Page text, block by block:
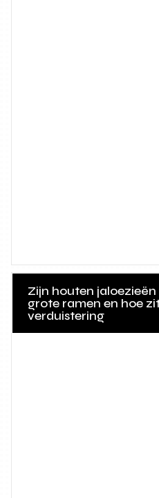
Zijn houten
grote ramen en hoe
verduistering